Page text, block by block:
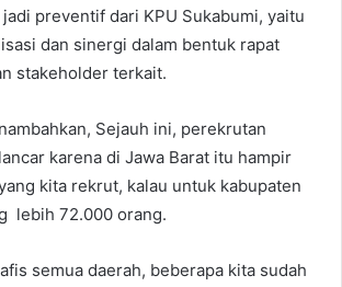
preventif dari KPU Sukabumi, yaitu
dan sinergi dalam bentuk rapat
stakeholder terkait.
Sejauh ini, perekrutan
karena di Jawa Barat itu hampir
kita rekrut, kalau untuk kabupaten
lebih 72.000 orang.
semua daerah, beberapa kita sudah